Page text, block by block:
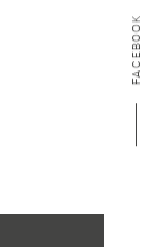
FACEBOOK